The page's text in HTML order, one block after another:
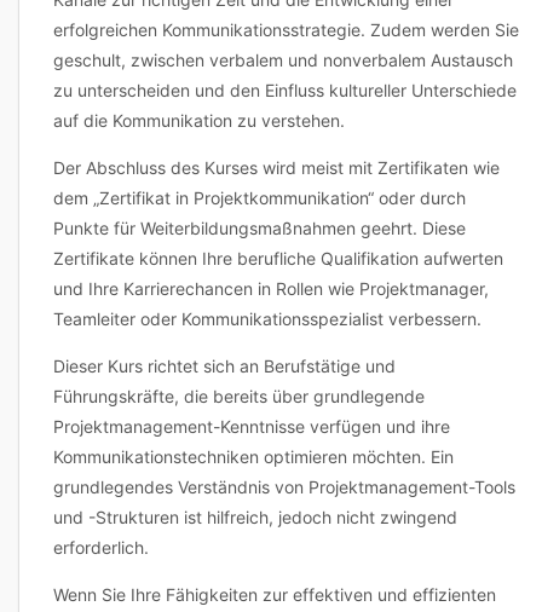
erfolgreichen Kommunikationsstrategie. Zudem werden Sie
geschult, zwischen verbalem und nonverbalem Austausch
zu unterscheiden und den Einfluss kultureller Unterschiede
auf die Kommunikation zu verstehen.
Der Abschluss des Kurses wird meist mit Zertifikaten wie
dem „Zertifikat in Projektkommunikation“ oder durch
Punkte für Weiterbildungsmaßnahmen geehrt. Diese
Zertifikate können Ihre berufliche Qualifikation aufwerten
und Ihre Karrierechancen in Rollen wie Projektmanager,
Teamleiter oder Kommunikationsspezialist verbessern.
Dieser Kurs richtet sich an Berufstätige und
Führungskräfte, die bereits über grundlegende
Projektmanagement-Kenntnisse verfügen und ihre
Kommunikationstechniken optimieren möchten. Ein
grundlegendes Verständnis von Projektmanagement-Tools
und -Strukturen ist hilfreich, jedoch nicht zwingend
erforderlich.
Wenn Sie Ihre Fähigkeiten zur effektiven und effizienten